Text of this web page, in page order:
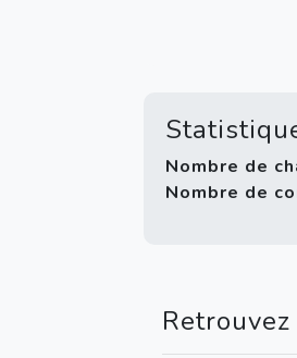
Nombre de
Nombre de
Retrouvez